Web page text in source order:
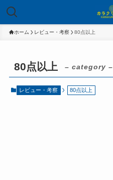
ホーム レビュー・考察 80点以上
80点以上 – category –
レビュー・考察 80点以上